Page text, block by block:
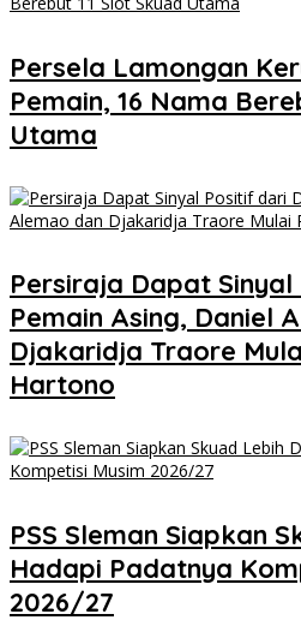
Persela Lamongan
Pemain, 16 Nama
Utama
Persiraja Dapat
Pemain Asing, Daniel
Djakaridja Traore
Hartono
PSS Sleman Siapkan
Hadapi Padatnya
2026/27